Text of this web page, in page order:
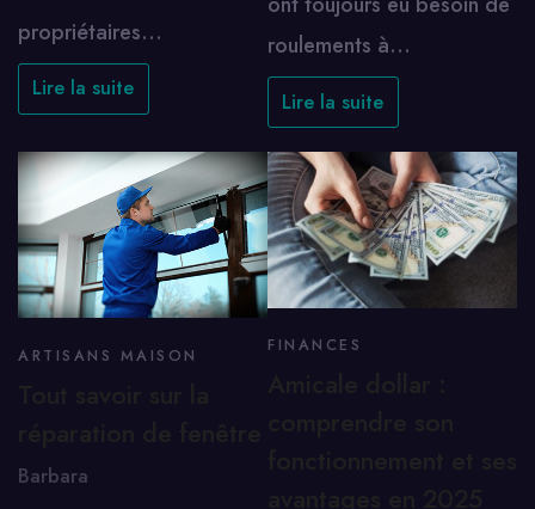
propriétaires…
Lire la suite
roulements à…
Lire la suite
ARTISANS MAISON
Barbara
FINANCES